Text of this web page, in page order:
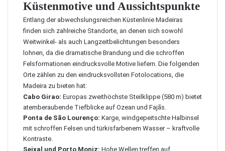
Küstenmotive und Aussichtspunkte
Entlang der abwechslungsreichen Küstenlinie Madeiras
finden sich zahlreiche Standorte, an denen sich sowohl
Weitwinkel- als auch Langzeitbelichtungen besonders
lohnen, da die dramatische Brandung und die schroffen
Felsformationen eindrucksvolle Motive liefern. Die folgenden
Orte zählen zu den eindrucksvollsten Fotolocations, die
Madeira zu bieten hat:
Cabo Girao: Europas zweithöchste Steilklippe (580 m) bietet
atemberaubende Tiefblicke auf Ozean und Fajãs.
Ponta de São Lourenço: Karge, windgepeitschte Halbinsel
mit schroffen Felsen und türkisfarbenem Wasser – kraftvolle
Kontraste.
Seixal und Porto Moniz: Hohe Wellen treffen auf